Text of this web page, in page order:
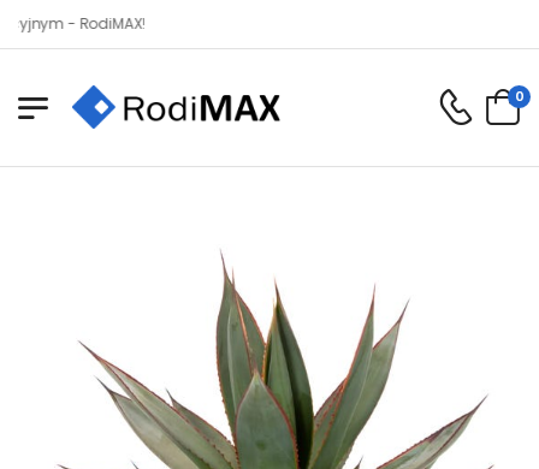
- RodiMAX!
0